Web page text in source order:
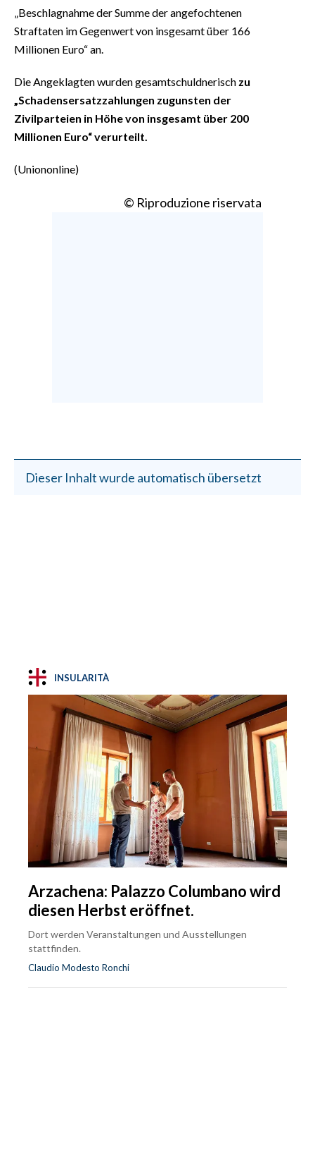
„Beschlagnahme der Summe der angefochtenen
Straftaten im Gegenwert von insgesamt über 166
Millionen Euro“ an.
Die Angeklagten wurden gesamtschuldnerisch zu
„Schadensersatzzahlungen zugunsten der
Zivilparteien in Höhe von insgesamt über 200
Millionen Euro“ verurteilt.
(Uniononline)
© Riproduzione riservata
Dieser Inhalt wurde automatisch übersetzt
INSULARITÀ
Arzachena: Palazzo Columbano wird
diesen Herbst eröffnet.
Dort werden Veranstaltungen und Ausstellungen
stattfinden.
Claudio Modesto Ronchi